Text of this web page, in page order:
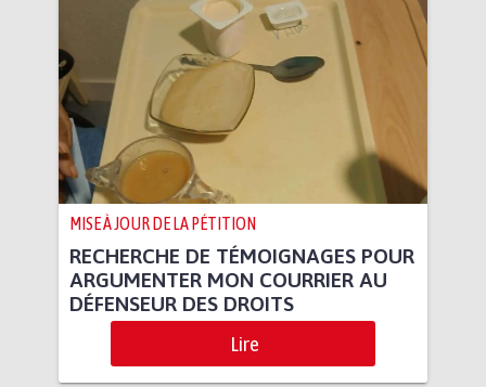
MISE À JOUR DE LA PÉTITION
RECHERCHE DE TÉMOIGNAGES POUR
ARGUMENTER MON COURRIER AU
DÉFENSEUR DES DROITS
Lire